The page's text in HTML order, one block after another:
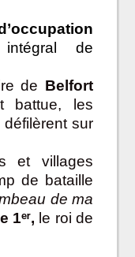
intégral de
de Belfort
battue, les
défilèrent sur
et villages
de bataille
de ma
1ᵉʳ, le roi de